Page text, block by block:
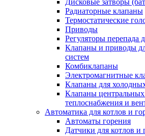
Дисковые затворы
Радиаторные клапаны
Термостатические
Приводы
Регуляторы перепада
Клапаны и приводы
систем
Комбиклапаны
Электромагнитные
Клапаны для
Клапаны центральных
теплоснабжения и
Автоматика для котлов и
Автоматы горения
Датчики для котлов и